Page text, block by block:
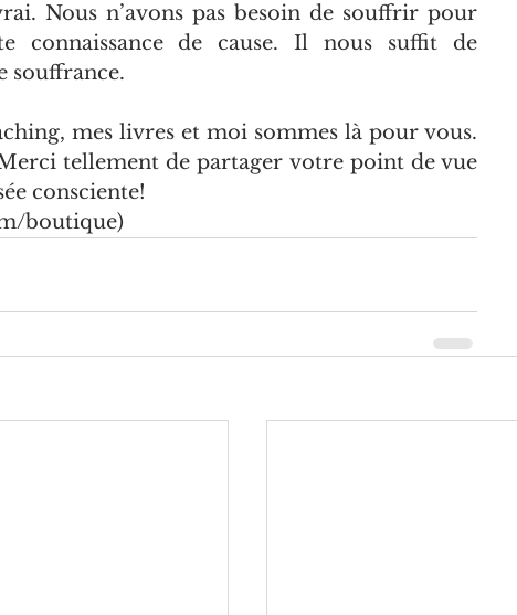
Nous n’avons pas besoin de souffrir pour
connaissance de cause. Il nous suffit de
souffrance.
mes livres et moi sommes là pour vous.
tellement de partager votre point de vue
consciente!
boutique)